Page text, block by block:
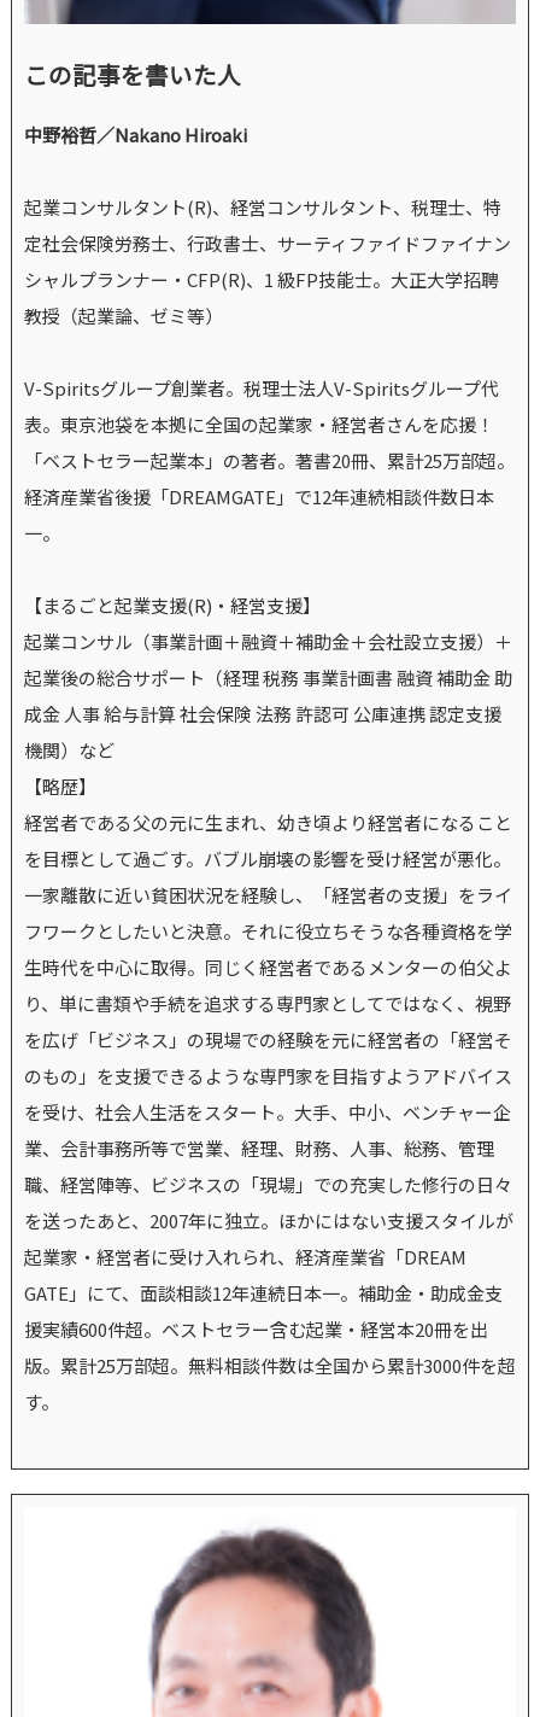
この記事を書いた人
中野裕哲／Nakano Hiroaki
起業コンサルタント(R)、経営コンサルタント、税理士、特
定社会保険労務士、行政書士、サーティファイドファイナン
シャルプランナー・CFP(R)、1 級FP技能士。大正大学招聘
教授（起業論、ゼミ等）
V-Spiritsグループ創業者。税理士法人V-Spiritsグループ代
表。東京池袋を本拠に全国の起業家・経営者さんを応援！
「ベストセラー起業本」の著者。著書20冊、累計25万部超。
経済産業省後援「DREAMGATE」で12年連続相談件数日本
一。
【まるごと起業支援(R)・経営支援】
起業コンサル（事業計画＋融資＋補助金＋会社設立支援）＋
起業後の総合サポート（経理 税務 事業計画書 融資 補助金 助
成金 人事 給与計算 社会保険 法務 許認可 公庫連携 認定支援
機関）など
【略歴】
経営者である父の元に生まれ、幼き頃より経営者になること
を目標として過ごす。バブル崩壊の影響を受け経営が悪化。
一家離散に近い貧困状況を経験し、「経営者の支援」をライ
フワークとしたいと決意。それに役立ちそうな各種資格を学
生時代を中心に取得。同じく経営者であるメンターの伯父よ
り、単に書類や手続を追求する専門家としてではなく、視野
を広げ「ビジネス」の現場での経験を元に経営者の「経営そ
のもの」を支援できるような専門家を目指すようアドバイス
を受け、社会人生活をスタート。大手、中小、ベンチャー企
業、会計事務所等で営業、経理、財務、人事、総務、管理
職、経営陣等、ビジネスの「現場」での充実した修行の日々
を送ったあと、2007年に独立。ほかにはない支援スタイルが
起業家・経営者に受け入れられ、経済産業省「DREAM
GATE」にて、面談相談12年連続日本一。補助金・助成金支
援実績600件超。ベストセラー含む起業・経営本20冊を出
版。累計25万部超。無料相談件数は全国から累計3000件を超
す。